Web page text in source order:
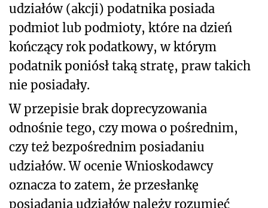
udziałów (akcji) podatnika posiada
podmiot lub podmioty, które na dzień
kończący rok podatkowy, w którym
podatnik poniósł taką stratę, praw takich
nie posiadały.
W przepisie brak doprecyzowania
odnośnie tego, czy mowa o pośrednim,
czy też bezpośrednim posiadaniu
udziałów. W ocenie Wnioskodawcy
oznacza to zatem, że przesłankę
posiadania udziałów należy rozumieć